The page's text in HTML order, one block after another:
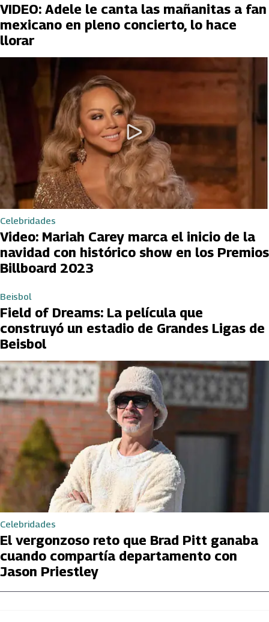
VIDEO: Adele le canta las mañanitas a fan
mexicano en pleno concierto, lo hace
llorar
Celebridades
Video: Mariah Carey marca el inicio de la
navidad con histórico show en los Premios
Billboard 2023
Beisbol
Field of Dreams: La película que
construyó un estadio de Grandes Ligas de
Beisbol
Celebridades
El vergonzoso reto que Brad Pitt ganaba
cuando compartía departamento con
Jason Priestley